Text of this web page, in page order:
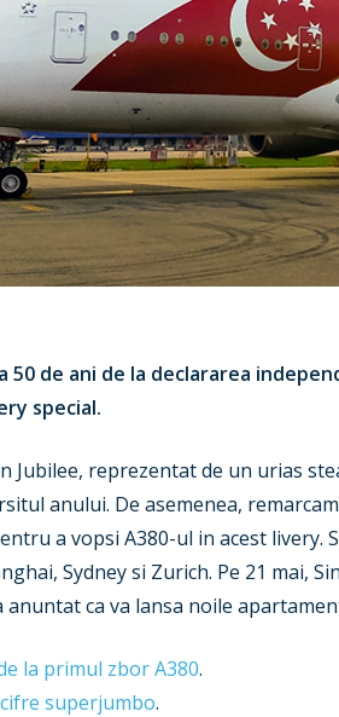
or ESC to close
50 de ani de la declararea
special.
Jubilee, reprezentat de un urias
anului. De asemenea,
a vopsi A380-ul in acest
Sydney si Zurich. Pe 21 mai,
anuntat ca va lansa noile
la primul zbor A380.
superjumbo.